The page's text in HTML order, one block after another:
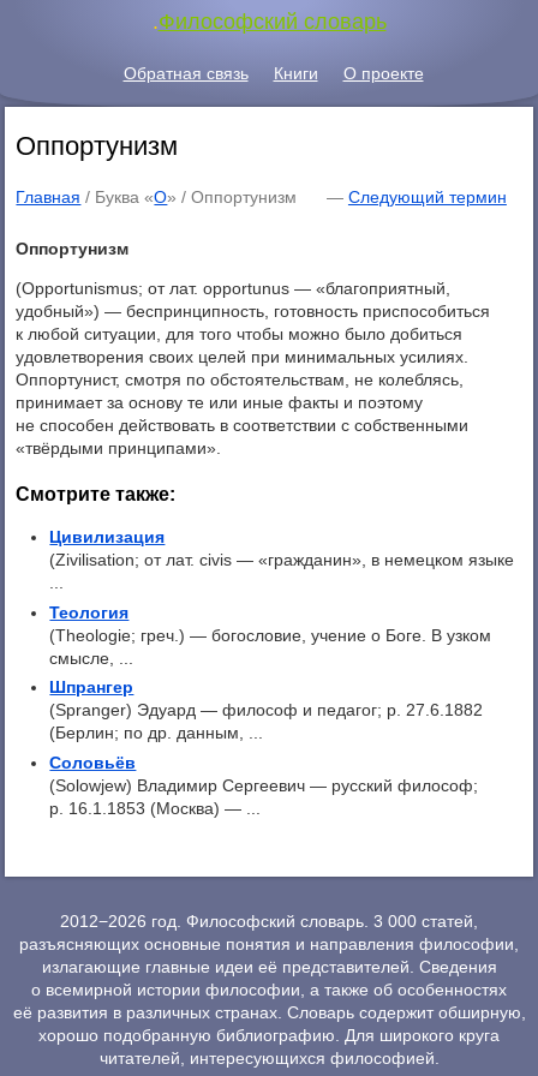
.Философский словарь
Обратная связь Книги О проекте
Оппортунизм
Главная / Буква «О» /Оппортунизм — Следующий термин
Оппортунизм
(Opportunismus; от лат. opportunus — «благоприятный,
удобный») — беспринципность, готовность приспособиться
к любой ситуации, для того чтобы можно было добиться
удовлетворения своих целей при минимальных усилиях.
Оппортунист, смотря по обстоятельствам, не колеблясь,
принимает за основу те или иные факты и поэтому
не способен действовать в соответствии с собственными
«твёрдыми принципами».
Смотрите также:
Цивилизация
(Zivilisation; от лат. civis — «гражданин», в немецком языке
Теология
(Theologie; греч.) — богословие, учение о Боге. В узком
смысле, ...
Шпрангер
(Spranger) Эдуард — философ и педагог; p. 27.6.1882
(Берлин; по др. данным, ...
Соловьёв
(Solowjew) Владимир Сергеевич — русский философ;
р. 16.1.1853 (Москва) — ...
2012−2026 год. Философский словарь. 3 000 статей,
разъясняющих основные понятия и направления философии,
излагающие главные идеи её представителей. Сведения
о всемирной истории философии, а также об особенностях
её развития в различных странах. Словарь содержит обширную,
хорошо подобранную библиографию. Для широкого круга
читателей, интересующихся философией.